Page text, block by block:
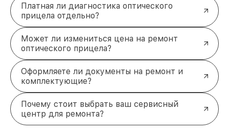
Платная ли диагностика оптического
прицела отдельно?
Может ли измениться цена на ремонт
оптического прицела?
Оформляете ли документы на ремонт и
комплектующие?
Почему стоит выбрать ваш сервисный
центр для ремонта?